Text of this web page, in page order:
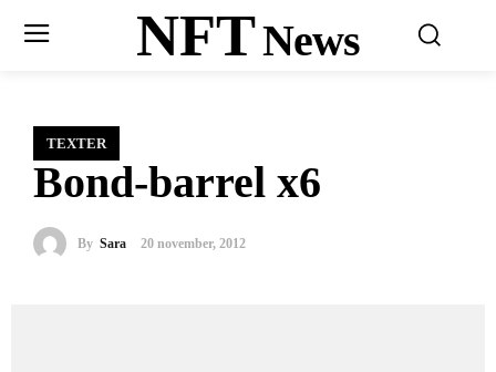
NFTNews
TEXTER
Bond-barrel x6
By Sara 20 november, 2012